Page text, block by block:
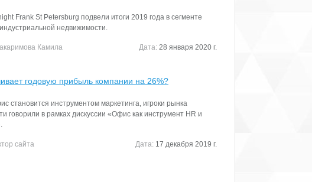
Frank St Petersburg подвели итоги 2019 года в сегменте
недвижимости.
Камила Дата: 28 января 2020 г.
годовую прибыль компании на 26%?
становится инструментом маркетинга, игроки рынка
говорили в рамках дискуссии «Офис как инструмент HR и
сайта Дата: 17 декабря 2019 г.